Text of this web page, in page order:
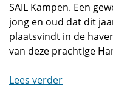
SAIL Kampen. Een
jong en oud dat dit
plaatsvindt in de
van deze prachtige
Lees verder